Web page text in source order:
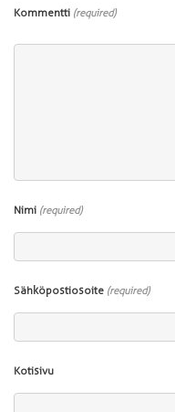
Kommentti (required)
Nimi (required)
Sähköpostiosoite (required)
Kotisivu